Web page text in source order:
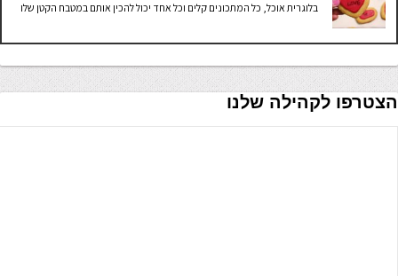
בלוגרית אוכל, כל המתכונים קלים וכל אחד יכול להכין אותם במטבח הקטן שלו
הצטרפו לקהילה שלנו